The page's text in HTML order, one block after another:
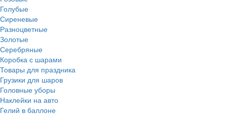
Голубые
Сиреневые
Разноцветные
Золотые
Серебряные
Коробка с шарами
Товары для праздника
Грузики для шаров
Головные уборы
Наклейки на авто
Гелий в баллоне